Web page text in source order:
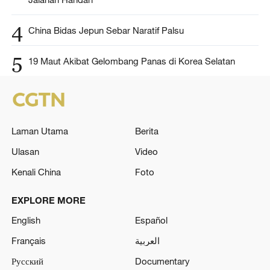
4 China Bidas Jepun Sebar Naratif Palsu
5 19 Maut Akibat Gelombang Panas di Korea Selatan
Laman Utama
Berita
Ulasan
Video
Kenali China
Foto
EXPLORE MORE
English
Español
Français
العربية
Русский
Documentary